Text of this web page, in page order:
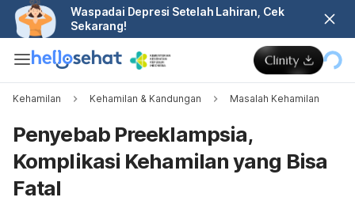
Waspadai Depresi Setelah Lahiran, Cek
Sekarang!
Kehamilan Kehamilan & Kandungan Masalah Kehamilan
Penyebab Preeklampsia,
Komplikasi Kehamilan yang Bisa
Fatal